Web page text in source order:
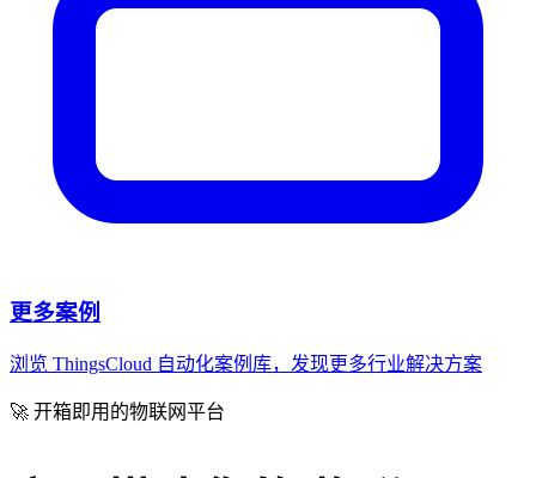
更多案例
浏览 ThingsCloud 自动化案例库，发现更多行业解决方案
🚀 开箱即用的物联网平台